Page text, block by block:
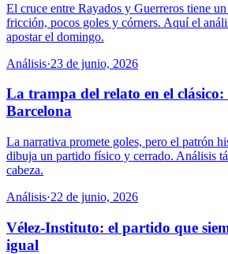
El cruce entre Rayados y Guerreros tiene
fricción, pocos goles y córners. Aquí el
apostar el domingo.
Análisis·23 de junio, 2026
La trampa del relato en el
Barcelona
La narrativa promete goles, pero el patrón
dibuja un partido físico y cerrado. Análisis
cabeza.
Análisis·22 de junio, 2026
Vélez-Instituto: el partido que
igual